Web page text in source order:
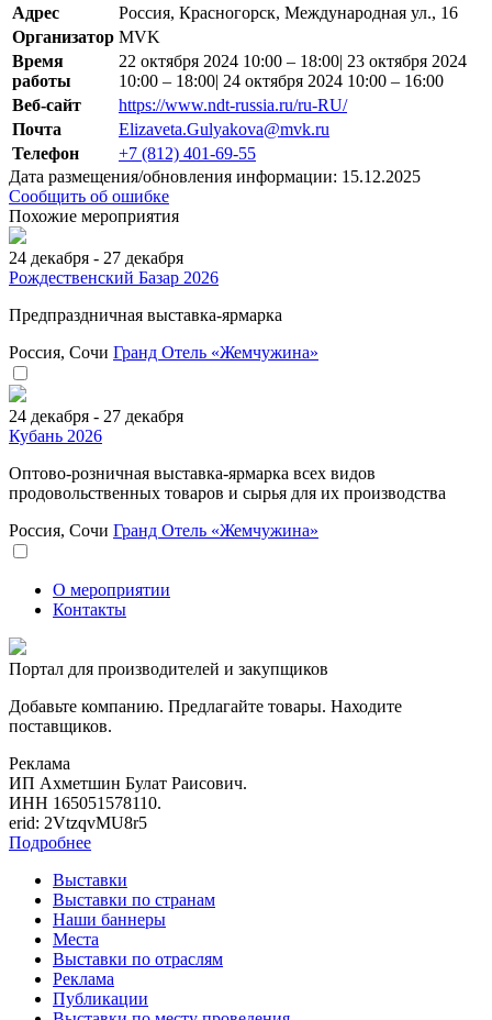
Адрес
Россия, Красногорск, Международная ул., 16
Организатор MVK
Время
работы
22 октября 2024 10:00 – 18:00| 23 октября 2024
10:00 – 18:00| 24 октября 2024 10:00 – 16:00
Веб-сайт
https://www.ndt-russia.ru/ru-RU/
Почта
Elizaveta.Gulyakova@mvk.ru
Телефон
+7 (812) 401-69-55
Дата размещения/обновления информации: 15.12.2025
Сообщить об ошибке
Похожие мероприятия
24 декабря - 27 декабря
Рождественский Базар 2026
Предпраздничная выставка-ярмарка
Россия, Сочи Гранд Отель «Жемчужина»
24 декабря - 27 декабря
Кубань 2026
Оптово-розничная выставка-ярмарка всех видов
продовольственных товаров и сырья для их производства
Россия, Сочи Гранд Отель «Жемчужина»
О мероприятии
Контакты
Портал для производителей и закупщиков
Добавьте компанию. Предлагайте товары. Находите
поставщиков.
Реклама
ИП Ахметшин Булат Раисович.
ИНН 165051578110.
erid: 2VtzqvMU8r5
Подробнее
Выставки
Выставки по странам
Наши баннеры
Места
Выставки по отраслям
Реклама
Публикации